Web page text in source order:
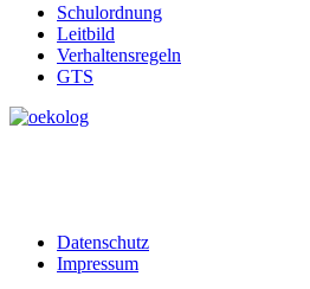
Schulordnung
Leitbild
Verhaltensregeln
GTS
Datenschutz
Impressum